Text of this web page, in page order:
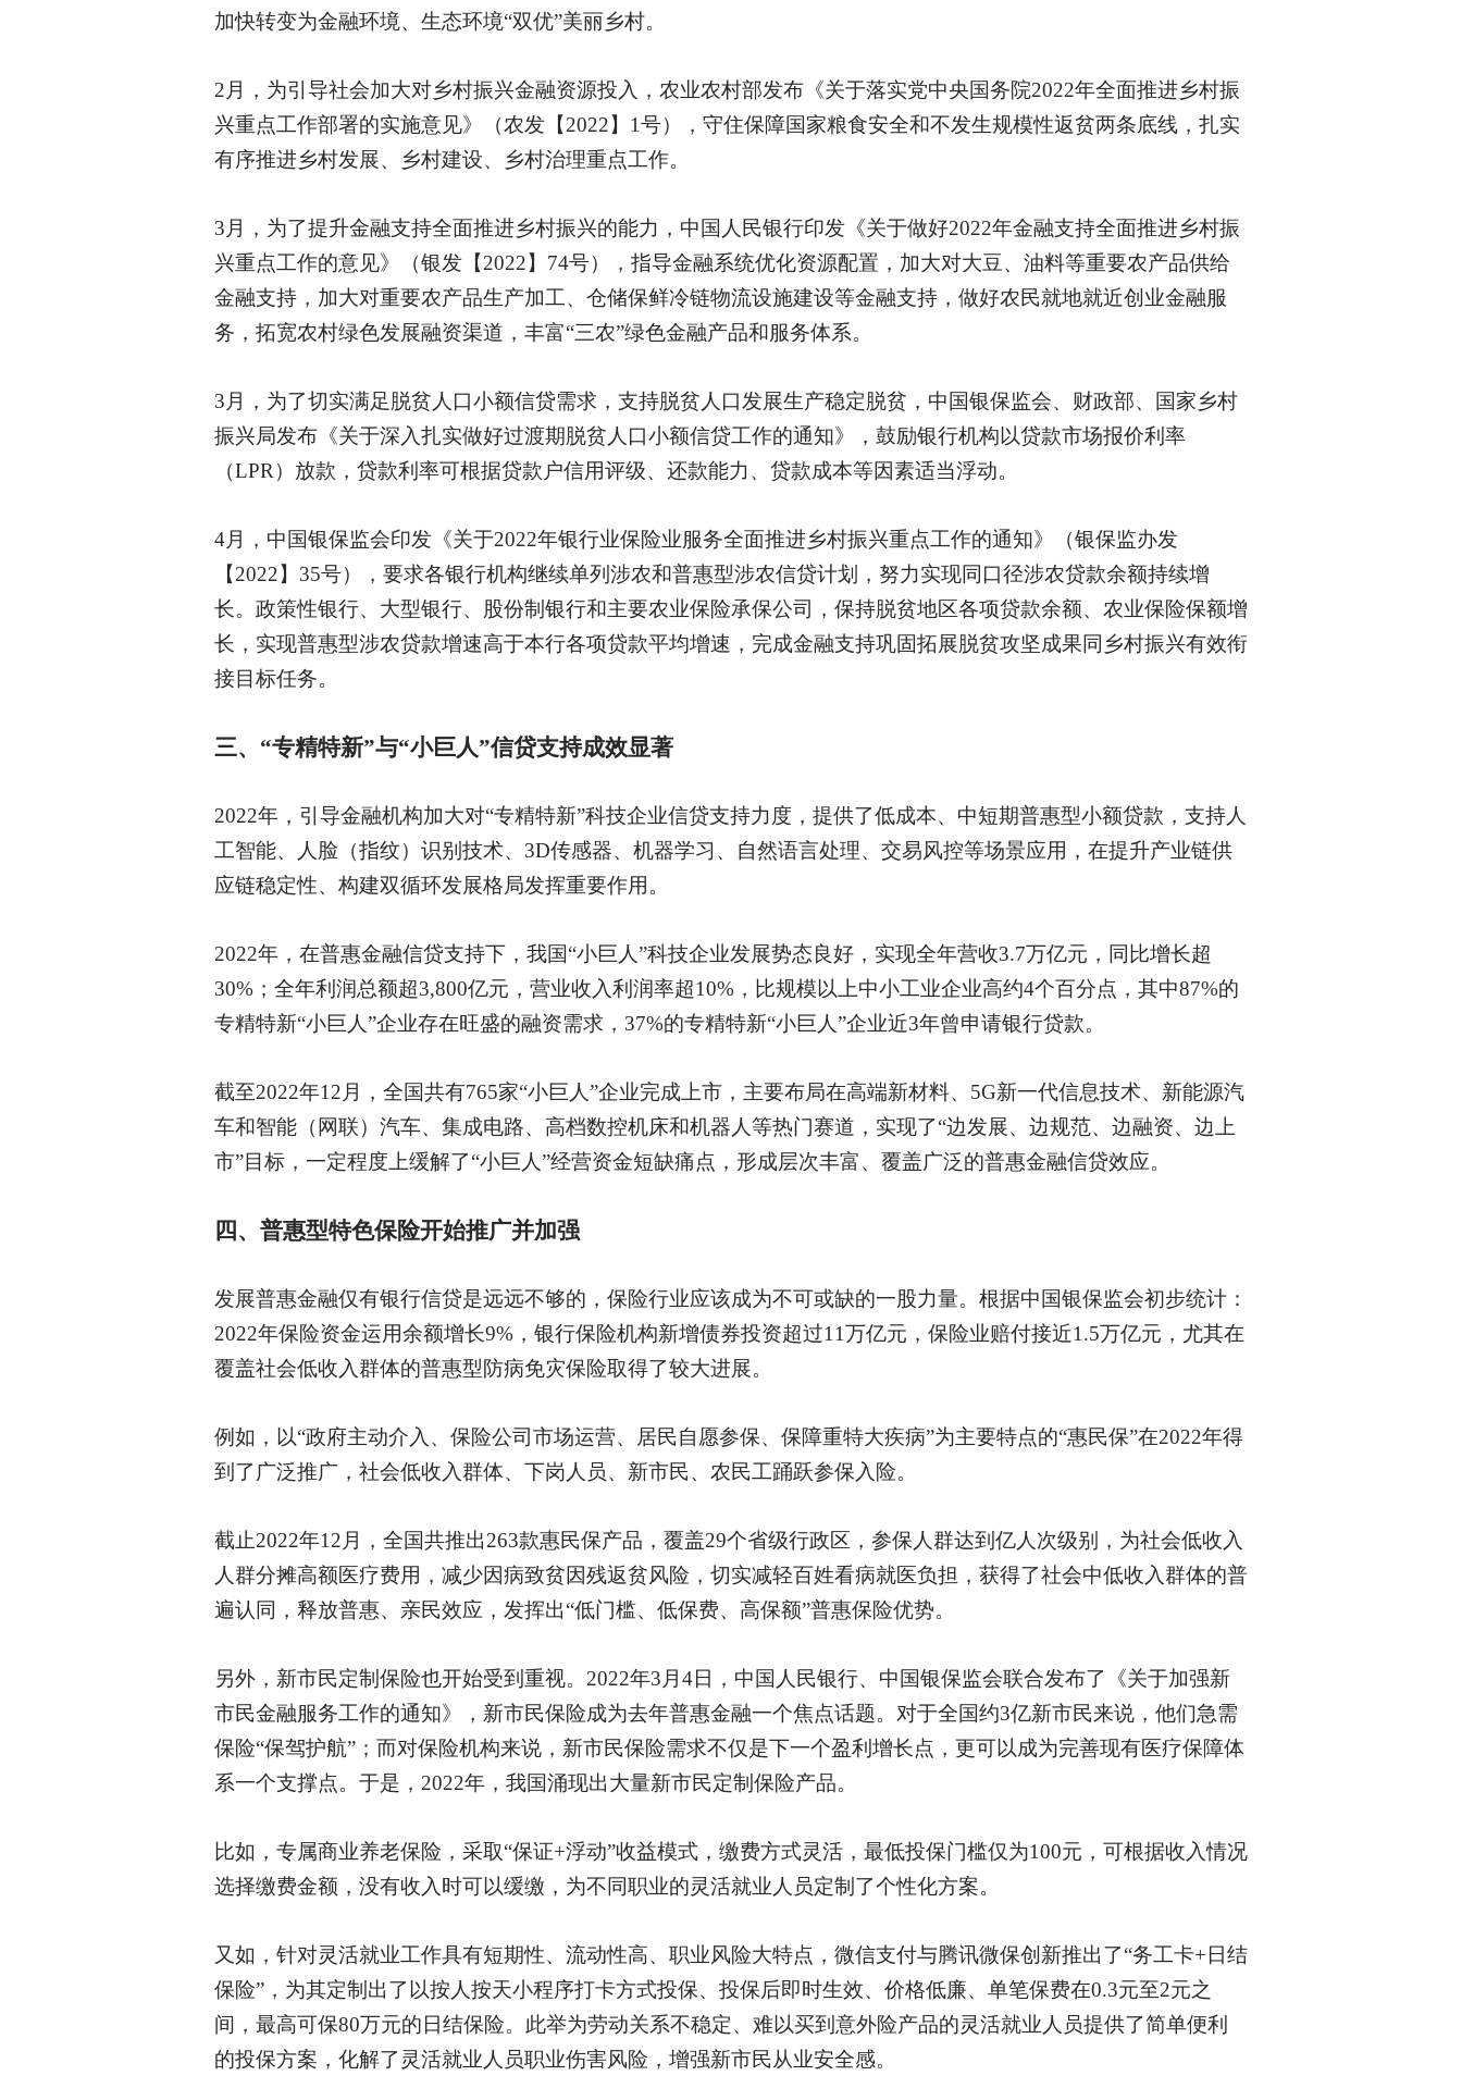
加快转变为金融环境、生态环境“双优”美丽乡村。
2月，为引导社会加大对乡村振兴金融资源投入，农业农村部发布《关于落实党中央国务院2022年全面推进乡村振
兴重点工作部署的实施意见》（农发【2022】1号），守住保障国家粮食安全和不发生规模性返贫两条底线，扎实
有序推进乡村发展、乡村建设、乡村治理重点工作。
3月，为了提升金融支持全面推进乡村振兴的能力，中国人民银行印发《关于做好2022年金融支持全面推进乡村振
兴重点工作的意见》（银发【2022】74号），指导金融系统优化资源配置，加大对大豆、油料等重要农产品供给
金融支持，加大对重要农产品生产加工、仓储保鲜冷链物流设施建设等金融支持，做好农民就地就近创业金融服
务，拓宽农村绿色发展融资渠道，丰富“三农”绿色金融产品和服务体系。
3月，为了切实满足脱贫人口小额信贷需求，支持脱贫人口发展生产稳定脱贫，中国银保监会、财政部、国家乡村
振兴局发布《关于深入扎实做好过渡期脱贫人口小额信贷工作的通知》，鼓励银行机构以贷款市场报价利率
（LPR）放款，贷款利率可根据贷款户信用评级、还款能力、贷款成本等因素适当浮动。
4月，中国银保监会印发《关于2022年银行业保险业服务全面推进乡村振兴重点工作的通知》（银保监办发
【2022】35号），要求各银行机构继续单列涉农和普惠型涉农信贷计划，努力实现同口径涉农贷款余额持续增
长。政策性银行、大型银行、股份制银行和主要农业保险承保公司，保持脱贫地区各项贷款余额、农业保险保额增
长，实现普惠型涉农贷款增速高于本行各项贷款平均增速，完成金融支持巩固拓展脱贫攻坚成果同乡村振兴有效衔
接目标任务。
三、 “专精特新”与“小巨人”信贷支持成效显著
2022年，引导金融机构加大对“专精特新”科技企业信贷支持力度，提供了低成本、中短期普惠型小额贷款，支持人
工智能、人脸（指纹）识别技术、3D传感器、机器学习、自然语言处理、交易风控等场景应用，在提升产业链供
应链稳定性、构建双循环发展格局发挥重要作用。
2022年，在普惠金融信贷支持下，我国“小巨人”科技企业发展势态良好，实现全年营收3.7万亿元，同比增长超
30%；全年利润总额超3,800亿元，营业收入利润率超10%，比规模以上中小工业企业高约4个百分点，其中87%的
专精特新“小巨人”企业存在旺盛的融资需求，37%的专精特新“小巨人”企业近3年曾申请银行贷款。
截至2022年12月，全国共有765家“小巨人”企业完成上市，主要布局在高端新材料、5G新一代信息技术、新能源汽
车和智能（网联）汽车、集成电路、高档数控机床和机器人等热门赛道，实现了“边发展、边规范、边融资、边上
市”目标，一定程度上缓解了“小巨人”经营资金短缺痛点，形成层次丰富、覆盖广泛的普惠金融信贷效应。
四、普惠型特色保险开始推广并加强
发展普惠金融仅有银行信贷是远远不够的，保险行业应该成为不可或缺的一股力量。根据中国银保监会初步统计：
2022年保险资金运用余额增长9%，银行保险机构新增债券投资超过11万亿元，保险业赔付接近1.5万亿元，尤其在
覆盖社会低收入群体的普惠型防病免灾保险取得了较大进展。
例如，以“政府主动介入、保险公司市场运营、居民自愿参保、保障重特大疾病”为主要特点的“惠民保”在2022年得
到了广泛推广，社会低收入群体、下岗人员、新市民、农民工踊跃参保入险。
截止2022年12月，全国共推出263款惠民保产品，覆盖29个省级行政区，参保人群达到亿人次级别，为社会低收入
人群分摊高额医疗费用，减少因病致贫因残返贫风险，切实减轻百姓看病就医负担，获得了社会中低收入群体的普
遍认同，释放普惠、亲民效应，发挥出“低门槛、低保费、高保额”普惠保险优势。
另外，新市民定制保险也开始受到重视。 2022年3月4日，中国人民银行、中国银保监会联合发布了《关于加强新
市民金融服务工作的通知》，新市民保险成为去年普惠金融一个焦点话题。对于全国约3亿新市民来说，他们急需
保险“保驾护航”；而对保险机构来说，新市民保险需求不仅是下一个盈利增长点，更可以成为完善现有医疗保障体
系一个支撑点。于是，2022年，我国涌现出大量新市民定制保险产品。
比如，专属商业养老保险，采取“保证+浮动”收益模式，缴费方式灵活，最低投保门槛仅为100元，可根据收入情况
选择缴费金额，没有收入时可以缓缴，为不同职业的灵活就业人员定制了个性化方案。
又如，针对灵活就业工作具有短期性、流动性高、职业风险大特点，微信支付与腾讯微保创新推出了“务工卡+日结
保险”，为其定制出了以按人按天小程序打卡方式投保、投保后即时生效、价格低廉、单笔保费在0.3元至2元之
间，最高可保80万元的日结保险。此举为劳动关系不稳定、难以买到意外险产品的灵活就业人员提供了简单便利
的投保方案，化解了灵活就业人员职业伤害风险，增强新市民从业安全感。